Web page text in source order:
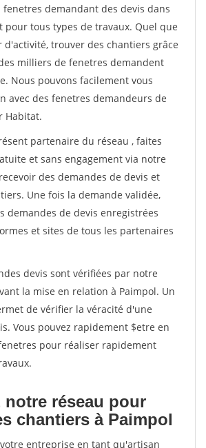
fenetres demandant des devis dans
pour tous types de travaux. Quel que
d'activité, trouver des chantiers grâce
milliers de fenetres demandent
Nous pouvons facilement vous
avec des fenetres demandeurs de
Habitat.
partenaire du réseau , faites
et sans engagement via notre
des demandes de devis et
Une fois la demande validée,
demandes de devis enregistrées
et sites de tous les partenaires
devis sont vérifiées par notre
la mise en relation à Paimpol. Un
de vérifier la véracité d'une
Vous pouvez rapidement $etre en
pour réaliser rapidement
notre réseau pour
chantiers à Paimpol
entreprise en tant qu'artisan